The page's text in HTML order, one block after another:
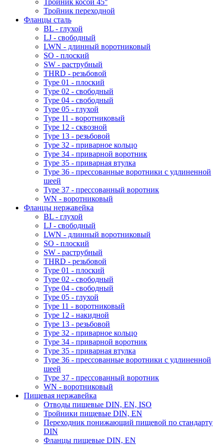
Тройник косой 45°
Тройник переходной
Фланцы сталь
BL - глухой
LJ - свободный
LWN - длинный воротниковый
SO - плоский
SW - раструбный
THRD - резьбовой
Type 01 - плоский
Type 02 - свободный
Type 04 - свободный
Type 05 - глухой
Type 11 - воротниковый
Type 12 - сквозной
Type 13 - резьбовой
Type 32 - приварное кольцо
Type 34 - приварной воротник
Type 35 - приварная втулка
Type 36 - прессованные воротники с удлиненной
шеей
Type 37 - прессованный воротник
WN - воротниковый
Фланцы нержавейка
BL - глухой
LJ - свободный
LWN - длинный воротниковый
SO - плоский
SW - раструбный
THRD - резьбовой
Type 01 - плоский
Type 02 - свободный
Type 04 - свободный
Type 05 - глухой
Type 11 - воротниковый
Type 12 - накидной
Type 13 - резьбовой
Type 32 - приварное кольцо
Type 34 - приварной воротник
Type 35 - приварная втулка
Type 36 - прессованные воротники с удлиненной
шеей
Type 37 - прессованный воротник
WN - воротниковый
Пищевая нержавейка
Отводы пищевые DIN, EN, ISO
Тройники пищевые DIN, EN
Переходник понижающий пищевой по стандарту
DIN
Фланцы пищевые DIN, EN